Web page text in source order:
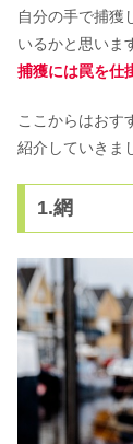
自分の手で捕獲
いるかと思いま
捕獲には罠を仕
ここからはおす
紹介していきま
1.網